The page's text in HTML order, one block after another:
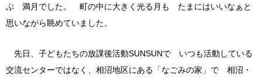
ぶ 満月でした。 町の中に大きく光る月も たまにはいいなぁと
思いながら眺めていました。
先日、子どもたちの放課後活動SUNSUNで いつも活動している
交流センターではなく、相沼地区にある「なごみの家」で 相沼・